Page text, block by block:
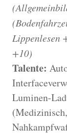
Lippenlesen
+10)
Talente:
Luminen-